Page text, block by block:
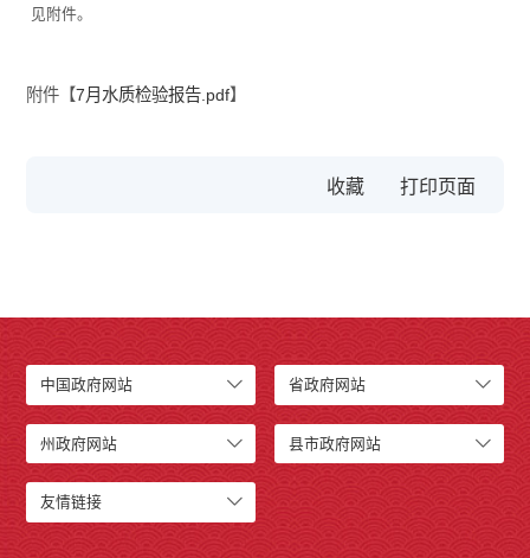
见附件。
附件【7月水质检验报告.pdf】
收藏
中国政府网站 省政府网站
州政府网站 县市政府网站
友情链接